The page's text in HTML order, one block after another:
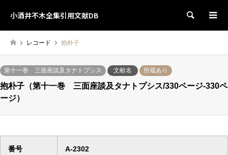
小酒井不木全集引用文献DB 検索
レコード 抱朴子
第十一巻 三面座談及タナトプシス 文献名 所蔵あり
抱朴子（第十一巻 三面座談及タナトプシス/330ページ-330ペ
ージ）
番号 A-2302